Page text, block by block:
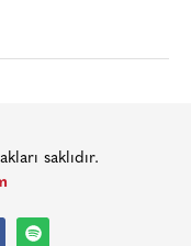
saklıdır.